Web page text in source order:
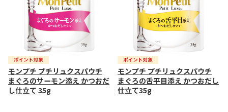
モンプチ プチリュクスパウチ
まぐろのサーモン添え かつおだ
し仕立て 35g
モンプチ プチリュクスパウチ
まぐろの舌平目添え かつおだし
仕立て35g